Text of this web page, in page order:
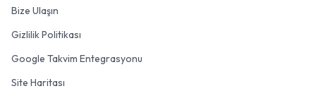
Bize Ulaşın
Gizlilik Politikası
Google Takvim Entegrasyonu
Site Haritası